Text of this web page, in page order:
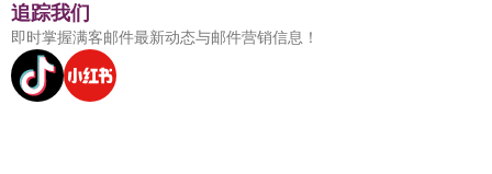
追踪我们
即时掌握满客邮件最新动态与邮件营销信息！